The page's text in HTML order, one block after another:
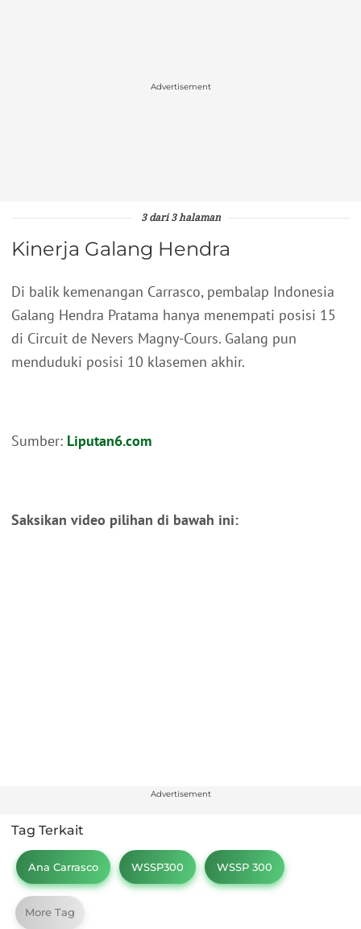
Advertisement
3 dari 3 halaman
Kinerja Galang Hendra
Di balik kemenangan Carrasco, pembalap Indonesia
Galang Hendra Pratama hanya menempati posisi 15
di Circuit de Nevers Magny-Cours. Galang pun
menduduki posisi 10 klasemen akhir.
Sumber: Liputan6.com
Saksikan video pilihan di bawah ini:
Advertisement
Tag Terkait
Ana Carrasco WSSP300 WSSP 300
More Tag